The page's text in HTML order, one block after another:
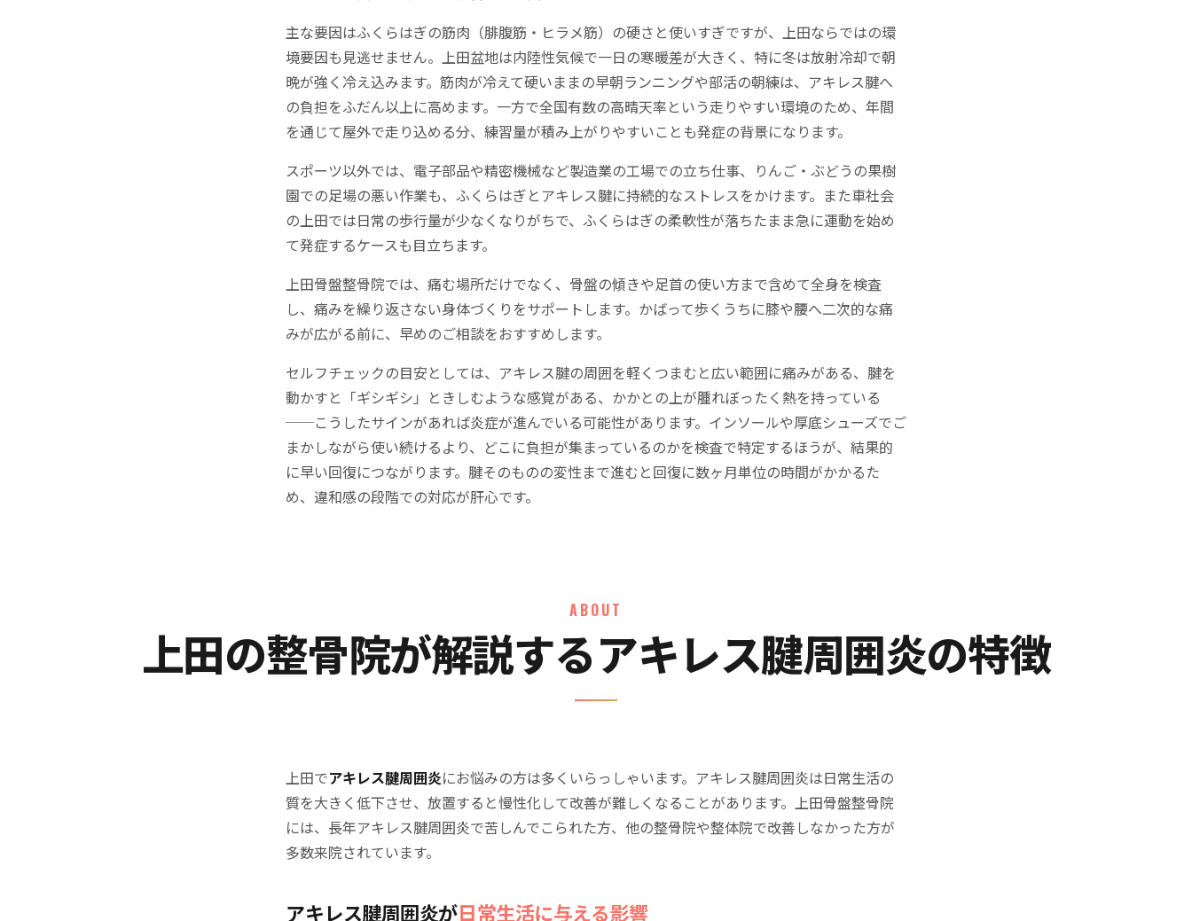
主な要因はふくらはぎの筋肉（腓腹筋・ヒラメ筋）の硬さと使いすぎですが、上田ならではの環
境要因も見逃せません。上田盆地は内陸性気候で一日の寒暖差が大きく、特に冬は放射冷却で朝
晩が強く冷え込みます。筋肉が冷えて硬いままの早朝ランニングや部活の朝練は、アキレス腱へ
の負担をふだん以上に高めます。一方で全国有数の高晴天率という走りやすい環境のため、年間
を通じて屋外で走り込める分、練習量が積み上がりやすいことも発症の背景になります。
スポーツ以外では、電子部品や精密機械など製造業の工場での立ち仕事、りんご・ぶどうの果樹
園での足場の悪い作業も、ふくらはぎとアキレス腱に持続的なストレスをかけます。また車社会
の上田では日常の歩行量が少なくなりがちで、ふくらはぎの柔軟性が落ちたまま急に運動を始め
て発症するケースも目立ちます。
上田骨盤整骨院では、痛む場所だけでなく、骨盤の傾きや足首の使い方まで含めて全身を検査
し、痛みを繰り返さない身体づくりをサポートします。かばって歩くうちに膝や腰へ二次的な痛
みが広がる前に、早めのご相談をおすすめします。
セルフチェックの目安としては、アキレス腱の周囲を軽くつまむと広い範囲に痛みがある、腱を
動かすと「ギシギシ」ときしむような感覚がある、かかとの上が腫れぼったく熱を持っている
──こうしたサインがあれば炎症が進んでいる可能性があります。インソールや厚底シューズでご
まかしながら使い続けるより、どこに負担が集まっているのかを検査で特定するほうが、結果的
に早い回復につながります。腱そのものの変性まで進むと回復に数ヶ月単位の時間がかかるた
め、違和感の段階での対応が肝心です。
ABOUT
上田の整骨院が解説するアキレス腱周囲炎の特徴
上田でアキレス腱周囲炎にお悩みの方は多くいらっしゃいます。アキレス腱周囲炎は日常生活の
質を大きく低下させ、放置すると慢性化して改善が難しくなることがあります。上田骨盤整骨院
には、長年アキレス腱周囲炎で苦しんでこられた方、他の整骨院や整体院で改善しなかった方が
多数来院されています。
アキレス腱周囲炎が日常生活に与える影響